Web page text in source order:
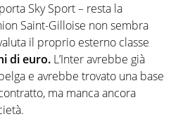
Sky Sport – resta la
Saint-Gilloise non sembra
il proprio esterno classe
di euro. L’Inter avrebbe già
e avrebbe trovato una base
ma manca ancora